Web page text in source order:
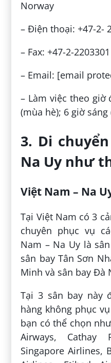
Norway
– Điện thoại: +47-2-
– Fax: +47-2-2203301
– Email: [email
– Làm việc theo giờ
(mùa hè); 6 giờ
3. Di
Na Uy như
Việt Nam – Na
Tại Việt Nam có 3
chuyên phục vụ
Nam – Na Uy là
sân bay Tân Sơn
Minh và sân bay Đà
Tại 3 sân bay này
hàng không phục
bạn có thể chọn
Airways, Cathay
Singapore Airlines,